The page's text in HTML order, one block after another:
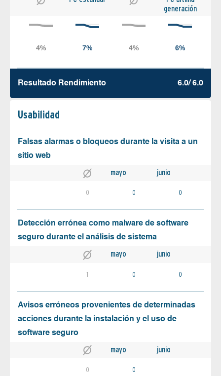
generación
Resultado Rendimiento 6.0/ 6.0
Usabilidad
Falsas alarmas o bloqueos durante la visita a un
sitio web
mayo junio
0 0 0
Detección errónea como malware de software
seguro durante el análisis de sistema
mayo junio
1 0 0
Avisos erróneos provenientes de determinadas
acciones durante la instalación y el uso de
software seguro
mayo junio
0 0